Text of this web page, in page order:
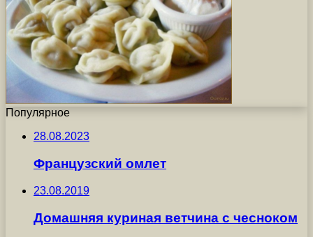
Популярное
28.08.2023
Французский омлет
23.08.2019
Домашняя куриная ветчина с чесноком